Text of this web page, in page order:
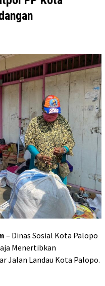
– Dinas Sosial Kota Palopo
Menertibkan
Jalan Landau Kota Palopo.